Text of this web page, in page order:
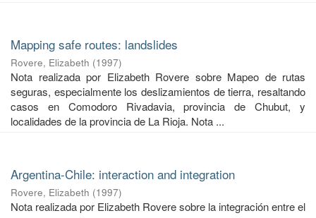
Mapping safe routes: landslides
Rovere, Elizabeth (1997)
Nota realizada por Elizabeth Rovere sobre Mapeo de rutas
seguras, especialmente los deslizamientos de tierra, resaltando
casos en Comodoro Rivadavia, provincia de Chubut, y
localidades de la provincia de La Rioja. Nota ...
Argentina-Chile: interaction and integration
Rovere, Elizabeth (1997)
Nota realizada por Elizabeth Rovere sobre la integración entre el